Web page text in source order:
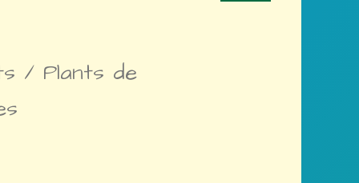
/ Plants de